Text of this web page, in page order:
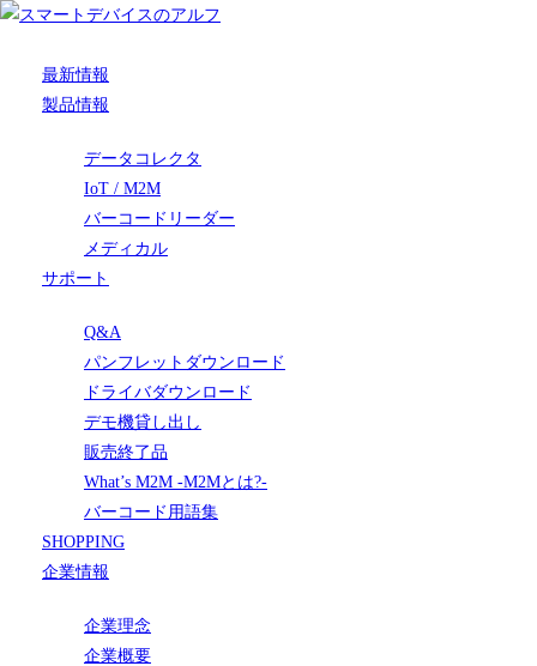
最新情報
製品情報
データコレクタ
IoT / M2M
バーコードリーダー
メディカル
サポート
Q&A
パンフレットダウンロード
ドライバダウンロード
デモ機貸し出し
販売終了品
What’s M2M -M2Mとは?-
バーコード用語集
SHOPPING
企業情報
企業理念
企業概要